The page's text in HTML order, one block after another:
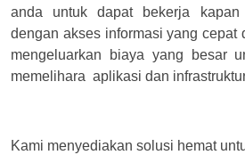
anda untuk dapat bekerja
dengan akses informasi yang cepat
mengeluarkan biaya yang besar
memelihara aplikasi dan
Kami menyediakan solusi hemat